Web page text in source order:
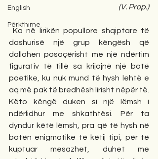
English
Përkthime
(V. Prop.)
dashurisë një grup këngësh që
dallohen posaçërisht me një ndërtim
figurativ të tillë sa krijojnë një botë
poetike, ku nuk mund të hysh lehtë e
aq më pak të bredhësh lirisht nëpër të.
Këto këngë duken si një lëmsh i
ndërlidhur me shkathtësi. Për ta
dyndur këtë lëmsh, pra që të hysh në
botën enigmatike të këtij tipi, për të
kuptuar mesazhet, duhet me